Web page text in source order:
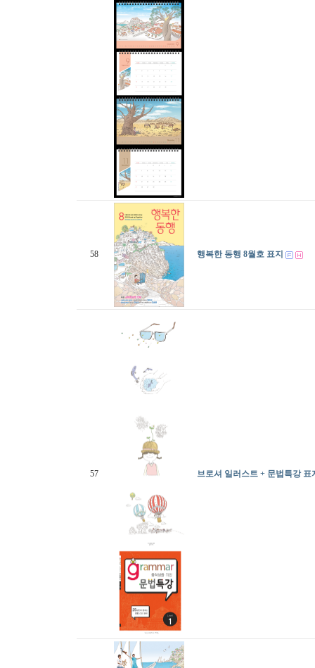
58 행복한 동행 8월호 표지
57 브로셔 일러스트 + 문법특강 표